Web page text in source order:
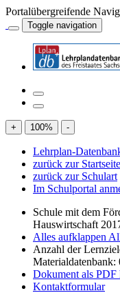
Portalübergreifende
Toggle navigation
+ 100% -
Lehrplan-
zurück zur Startseite
zurück zur Schulart
Im Schulportal
Schule mit dem
Hauswirtschaft
Alles aufklappen
Anzahl der
Materialdatenbank:
Dokument als PDF
Kontaktformular